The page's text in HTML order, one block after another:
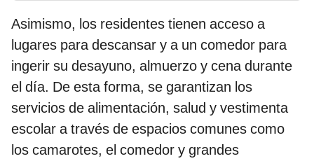
Asimismo, los residentes tienen acceso a
lugares para descansar y a un comedor para
ingerir su desayuno, almuerzo y cena durante
el día. De esta forma, se garantizan los
servicios de alimentación, salud y vestimenta
escolar a través de espacios comunes como
los camarotes, el comedor y grandes